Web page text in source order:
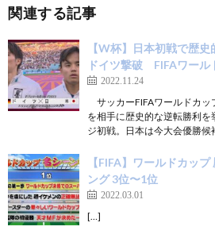
関連する記事
【W杯】日本初戦で歴
ドイツ撃破 FIFAワール
2022.11.24
サッカーFIFAワールドカッ
を相手に歴史的な逆転勝利
ジ初戦。日本は今大会優勝
【FIFA】ワールドカッ
ング 3位〜1位
2022.03.01
[…]